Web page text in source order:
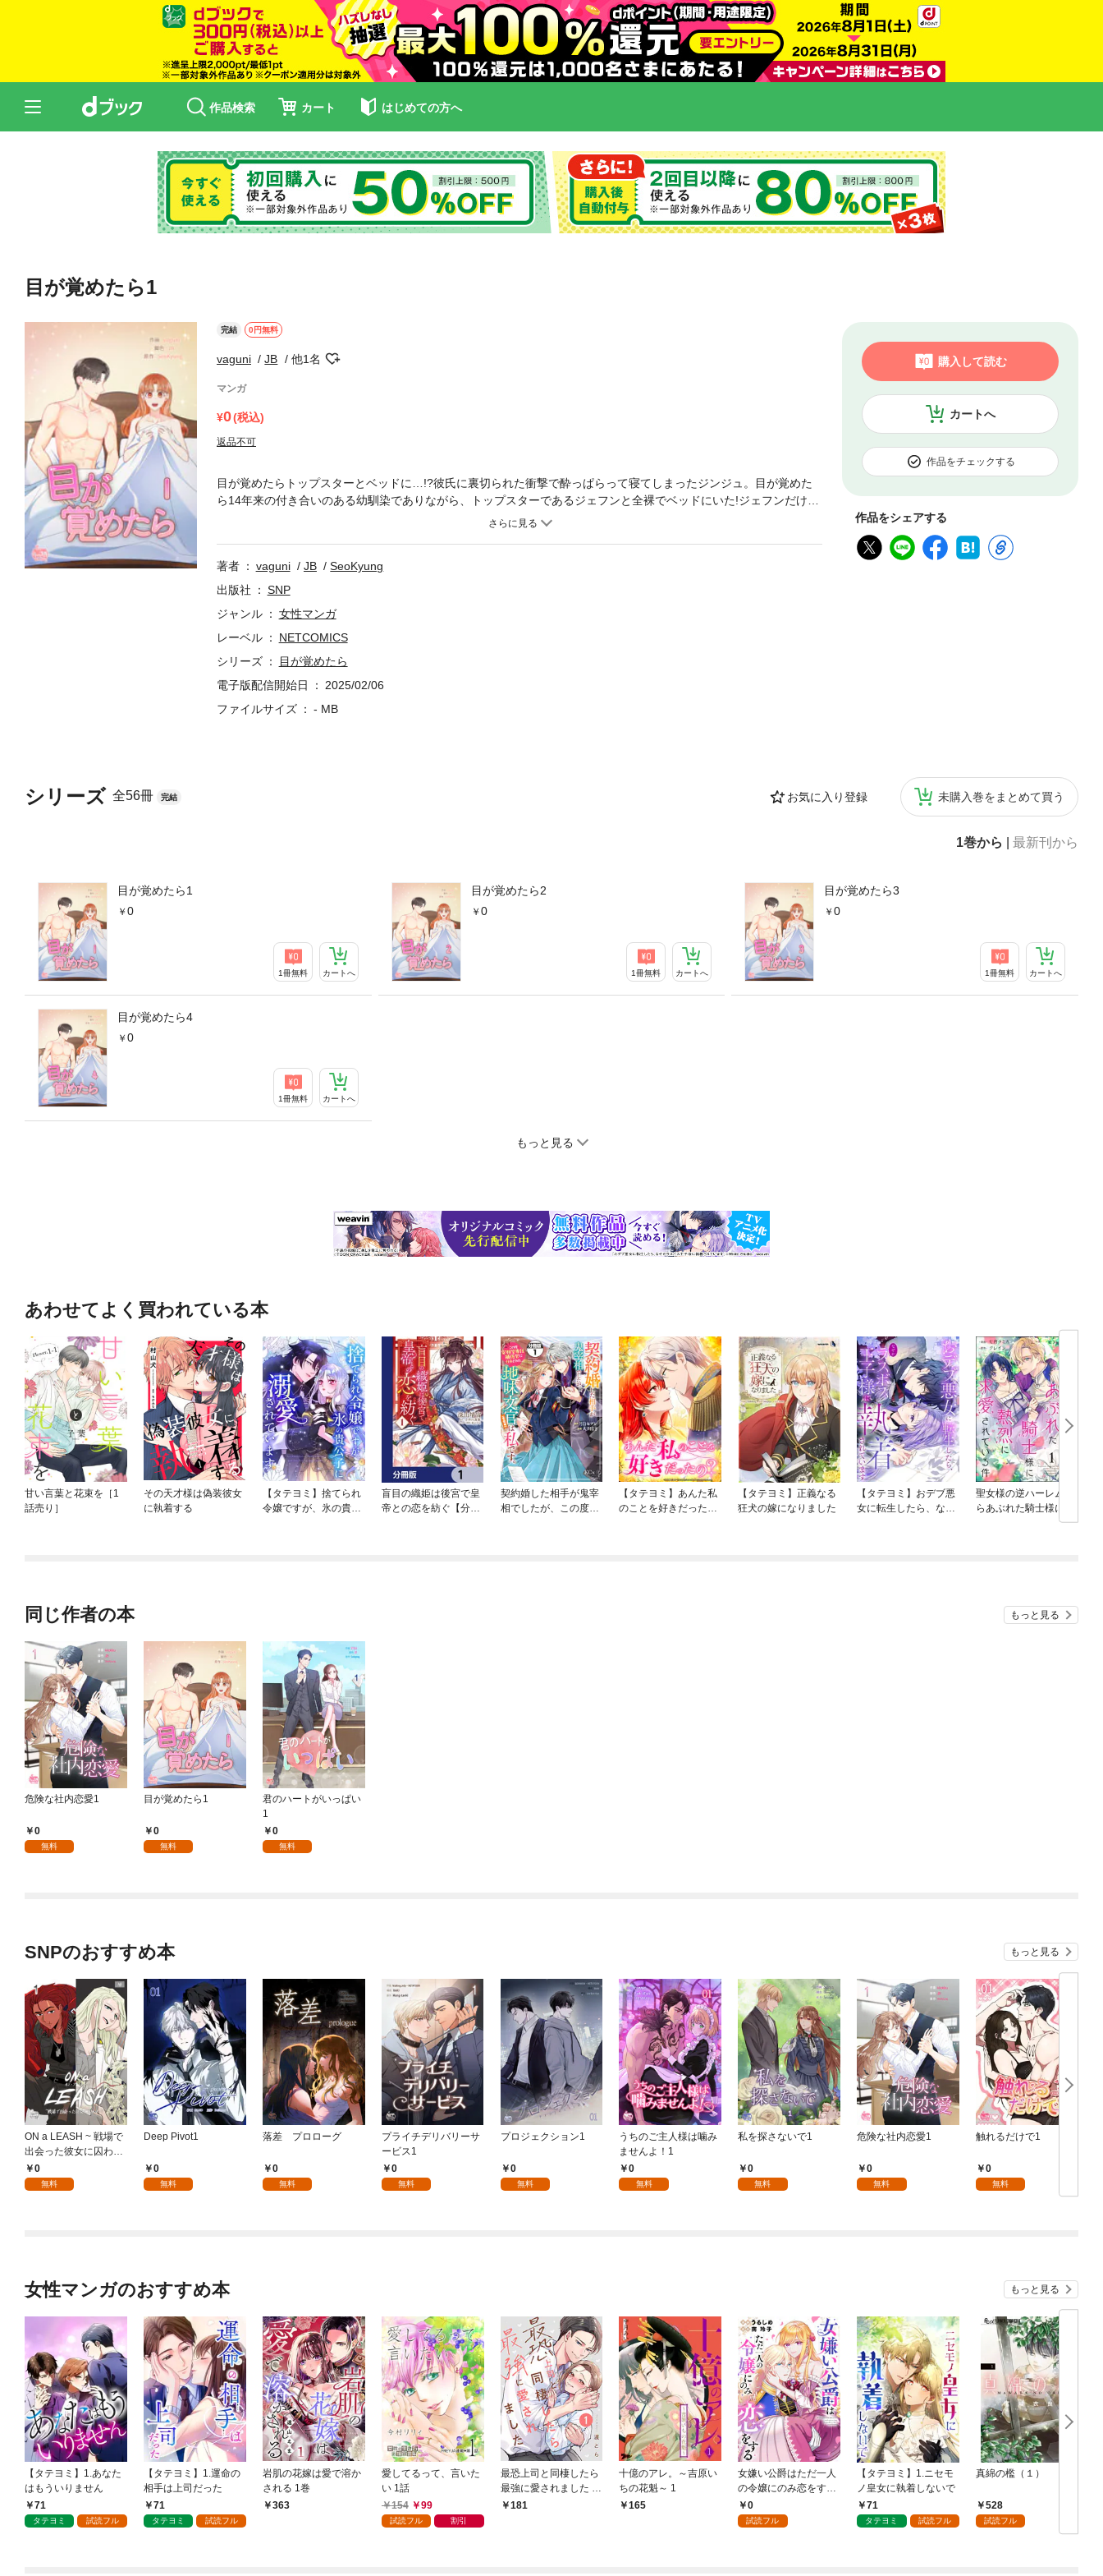
作品検索 カート はじめての方へ
目が覚めたら1
完結 0円無料
vaguni JB 他1名
マンガ
0(税込)
返品不可
カートへ
購入して読む
作品をチェックする
作品をシェアする
シリーズ 全56冊 完結 お気に入り登録 未購入巻をまとめて買う
1巻から 最新刊から
目が覚めたら1
0
1冊無料 カートへ
目が覚めたら2
0
1冊無料 カートへ
目が覚めたら3
0
1冊無料 カートへ
目が覚めたら4
0
1冊無料 カートへ
もっと見る
目が覚めたらトップスターとベッドに…!?彼氏に裏切られた衝撃で酔っぱらって寝てしまったジンジュ。目が覚めた
ら14年来の付き合いのある幼馴染でありながら、トップスターであるジェフンと全裸でベッドにいた!ジェフンだけで
はなく、友人たちとの関係も崩れてしまうか心配だったジンジュはその夜のことはなかったことにしたいが…ジェフ
著者
vaguni JB
SeoKyung
出版社
SNP
ジャンル
女性マンガ
レーベル
NETCOMICS
シリーズ
目が覚めたら
電子版配信開始日
2025/02/06
ファイルサイズ
- MB
あわせてよく買われている本
甘い言葉と花束を［1
話売り］
その天才様は偽装彼女
に執着する
【タテヨミ】捨てられ
令嬢ですが、氷の貴公
盲目の織姫は後宮で皇
帝との恋を紡ぐ【分冊
契約婚した相手が鬼宰
相でしたが、この度宰
【タテヨミ】あんた私
のことを好きだった
【タテヨミ】正義なる
狂犬の嫁になりました
【タテヨミ】おデブ悪
女に転生したら、なぜ
聖女様の逆ハーレムか
らあぶれた騎士様に熱
烈に求愛されている件
同じ作者の本 もっと見る
危険な社内恋愛1
0
無料
目が覚めたら1
0
無料
君のハートがいっぱい
1
0
無料
SNPのおすすめ本 もっと見る
ON a LEASH ~ 戦場で
出会った彼女に囚われ
て ~1
0
無料
Deep Pivot1
0
無料
落差 プロローグ
0
無料
プライチデリバリーサ
ービス1
0
無料
プロジェクション1
0
無料
うちのご主人様は噛み
ませんよ！1
0
無料
私を探さないで1
0
無料
危険な社内恋愛1
0
無料
触れるだけで1
0
無料
女性マンガのおすすめ本 もっと見る
【タテヨミ】1.あなた
はもういりません
71
タテヨミ 試読フル
【タテヨミ】1.運命の
相手は上司だった
71
タテヨミ 試読フル
岩肌の花嫁は愛で溶か
される 1巻
363
愛してるって、言いた
い 1話
154
99
試読フル 割引
最恐上司と同棲したら
最強に愛されました 1
巻181
十億のアレ。～吉原い
ちの花魁～ 1
165
女嫌い公爵はただ一人
の令嬢にのみ恋をする
（分冊版）第１話
0
試読フル
【タテヨミ】1.ニセモ
ノ皇女に執着しないで
71
タテヨミ 試読フル
真綿の檻（１）
528
試読フル